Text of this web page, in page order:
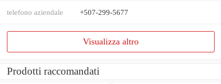
telefono aziendale +507-299-5677
Visualizza altro
Prodotti raccomandati